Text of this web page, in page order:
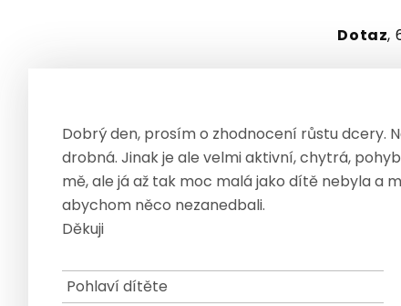
Dotaz,
Dobrý den, prosím o zhodnocení růstu dcery.
drobná. Jinak je ale velmi aktivní, chytrá,
mě, ale já až tak moc malá jako dítě nebyla a
abychom něco nezanedbali.
Děkuji
Pohlaví dítěte